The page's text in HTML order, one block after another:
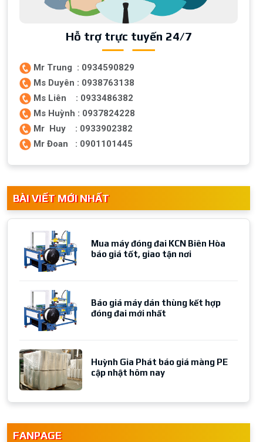
Hỗ trợ trực tuyến 24/7
Mr Trung : 0934590829
Ms Duyên : 0938763138
Ms Liên : 0933486382
Ms Huỳnh : 0937824228
Mr Huy : 0933902382
Mr Đoan : 0901101445
BÀI VIẾT MỚI NHẤT
Mua máy đóng đai KCN Biên Hòa
báo giá tốt, giao tận nơi
Báo giá máy dán thùng kết hợp
đóng đai mới nhất
Huỳnh Gia Phát báo giá màng PE
cập nhật hôm nay
FANPAGE